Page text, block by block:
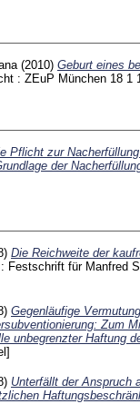
(2010) Geburt eines
: ZEuP München 18 1
Pflicht zur
der
Die Reichweite der
Festschrift für Manfred
Gegenläufige
Zum
unbegrenzter Haftung
Unterfällt der Anspruch